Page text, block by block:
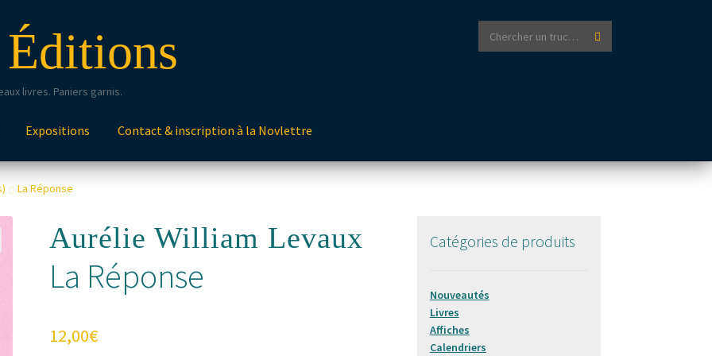
livres. Paniers garnis.
Expositions Contact & inscription à la Novlettre
La Réponse
Aurélie William Levaux
La Réponse
12,00€
Catégories de produits
Nouveautés
Livres
Affiches
Calendriers